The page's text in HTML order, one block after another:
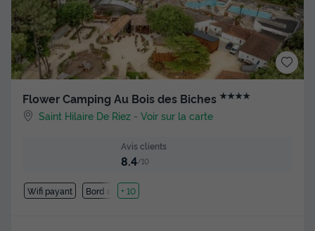
Flower Camping Au Bois des Biches ★★★★
Saint Hilaire De Riez -Voir sur la carte
Avis clients
8.4/10
Wifi payant Bord de mer
+ 10